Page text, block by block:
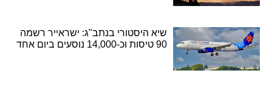
שיא היסטורי בנתב"ג: ישראייר רשמה
90 טיסות וכ-14,000 נוסעים ביום אחד